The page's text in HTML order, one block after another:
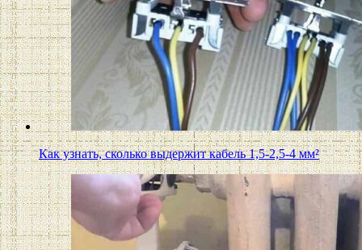
Как узнать, сколько выдержит кабель 1,5-2,5-4 мм²